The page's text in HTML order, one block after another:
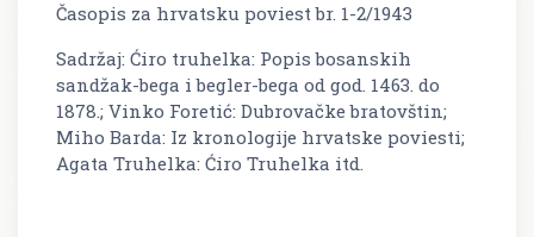
Časopis za hrvatsku poviest br. 1-2/1943
Sadržaj: Ćiro truhelka: Popis bosanskih
sandžak-bega i begler-bega od god. 1463. do
1878.; Vinko Foretić: Dubrovačke bratovštin;
Miho Barda: Iz kronologije hrvatske poviesti;
Agata Truhelka: Ćiro Truhelka itd.